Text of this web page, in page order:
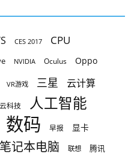
CES 2017 CPU
NVIDIA Oculus Oppo
VR游戏 三星 云计算
科技 人工智能
数码 早报 显卡
笔记本电脑 联想 腾讯